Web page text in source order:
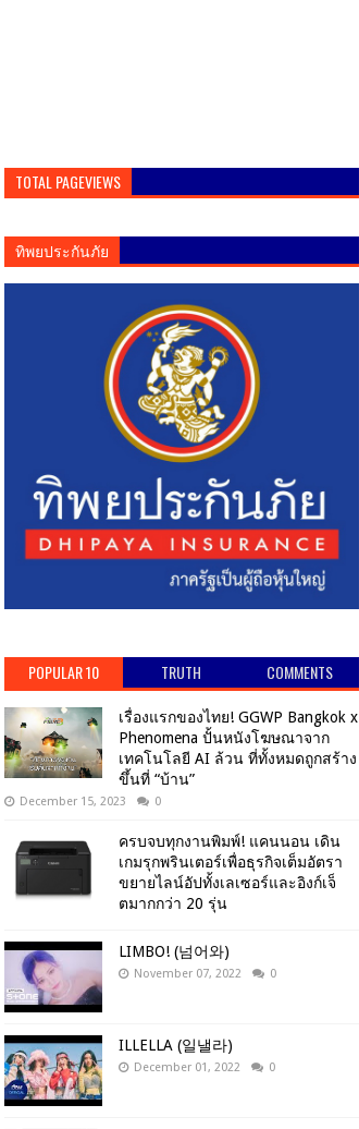
TOTAL PAGEVIEWS
ทิพยประกันภัย
POPULAR 10 TRUTH COMMENTS
เรื่องแรกของไทย! GGWP Bangkok x
Phenomena ปั้นหนังโฆษณาจาก
เทคโนโลยี AI ล้วน ที่ทั้งหมดถูกสร้าง
ขึ้นที่ “บ้าน”
December 15, 2023 0
ครบจบทุกงานพิมพ์! แคนนอน เดิน
เกมรุกพรินเตอร์เพื่อธุรกิจเต็มอัตรา
ขยายไลน์อัปทั้งเลเซอร์และอิงก์เจ็
ตมากกว่า 20 รุ่น
LIMBO! (넘어와)
November 07, 2022 0
ILLELLA (일낼라)
December 01, 2022 0